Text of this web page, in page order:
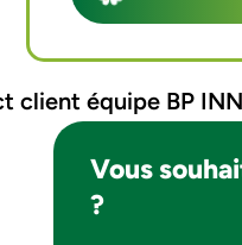
Vous
?